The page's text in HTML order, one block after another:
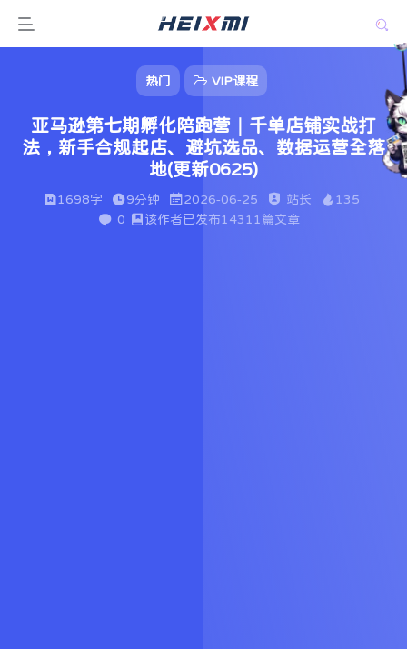
热门 VIP课程
亚马逊第七期孵化陪跑营｜千单店铺实战打
法，新手合规起店、避坑选品、数据运营全落
地(更新0625)
1698字 9分钟 2026-06-25 站长
135
0
该作者已发布14311篇文章